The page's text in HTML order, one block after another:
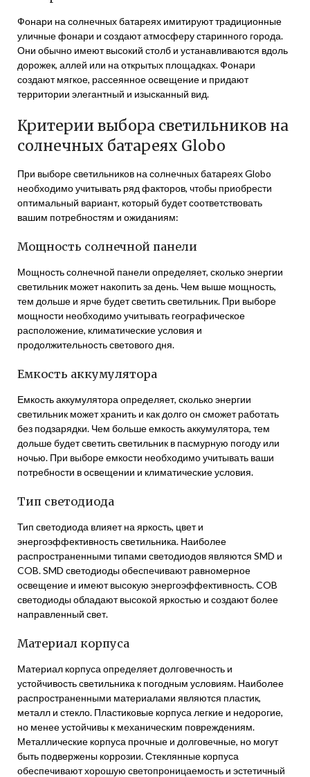
Фонари на солнечных батареях имитируют традиционные
уличные фонари и создают атмосферу старинного города.
Они обычно имеют высокий столб и устанавливаются вдоль
дорожек, аллей или на открытых площадках. Фонари
создают мягкое, рассеянное освещение и придают
территории элегантный и изысканный вид.
Критерии выбора светильников на
солнечных батареях Globo
При выборе светильников на солнечных батареях Globo
необходимо учитывать ряд факторов, чтобы приобрести
оптимальный вариант, который будет соответствовать
вашим потребностям и ожиданиям:
Мощность солнечной панели
Мощность солнечной панели определяет, сколько энергии
светильник может накопить за день. Чем выше мощность,
тем дольше и ярче будет светить светильник. При выборе
мощности необходимо учитывать географическое
расположение, климатические условия и
продолжительность светового дня.
Емкость аккумулятора
Емкость аккумулятора определяет, сколько энергии
светильник может хранить и как долго он сможет работать
без подзарядки. Чем больше емкость аккумулятора, тем
дольше будет светить светильник в пасмурную погоду или
ночью. При выборе емкости необходимо учитывать ваши
потребности в освещении и климатические условия.
Тип светодиода
Тип светодиода влияет на яркость, цвет и
энергоэффективность светильника. Наиболее
распространенными типами светодиодов являются SMD и
COB. SMD светодиоды обеспечивают равномерное
освещение и имеют высокую энергоэффективность. COB
светодиоды обладают высокой яркостью и создают более
направленный свет.
Материал корпуса
Материал корпуса определяет долговечность и
устойчивость светильника к погодным условиям. Наиболее
распространенными материалами являются пластик,
металл и стекло. Пластиковые корпуса легкие и недорогие,
но менее устойчивы к механическим повреждениям.
Металлические корпуса прочные и долговечные, но могут
быть подвержены коррозии. Стеклянные корпуса
обеспечивают хорошую светопроницаемость и эстетичный